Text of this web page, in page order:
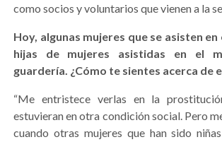
como socios y voluntarios que vienen a la
Hoy, algunas mujeres que se asisten
hijas de mujeres asistidas en el
guardería. ¿Cómo te sientes acerca de
“Me entristece verlas en la
estuvieran en otra condición social. Pero
cuando otras mujeres que han sido